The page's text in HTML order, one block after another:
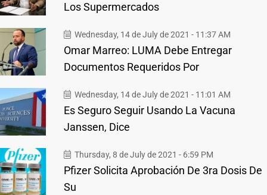
Los Supermercados
Wednesday, 14 de July de 2021 - 11:37 AM
Omar Marreo: LUMA Debe Entregar
Documentos Requeridos Por
Wednesday, 14 de July de 2021 - 11:01 AM
Es Seguro Seguir Usando La Vacuna
Janssen, Dice
Thursday, 8 de July de 2021 - 6:59 PM
Pfizer Solicita Aprobación De 3ra Dosis De
Su